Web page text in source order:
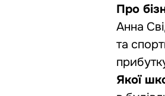
Про
Анна
та
Якої